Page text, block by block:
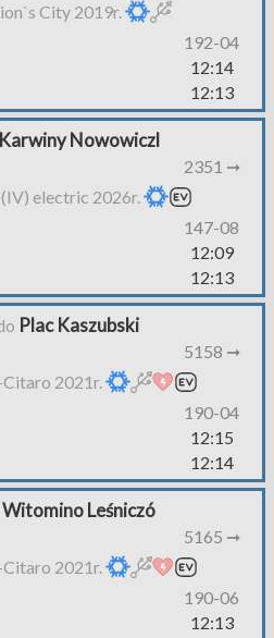
City 2019r.
192-04
12:14
12:13
Karwiny Nowowiczl
2351 ➞
electric 2026r.
147-08
12:09
12:13
Plac Kaszubski
5158 ➞
2021r.
190-04
12:15
12:14
Witomino Leśniczó
5165 ➞
2021r.
190-06
12:13